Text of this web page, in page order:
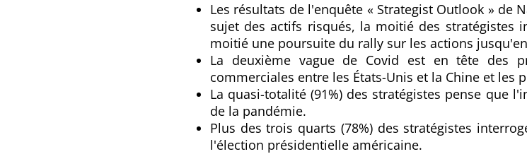
Les résultats de l'enquête « Strategist Outlook » de
sujet des actifs risqués, la moitié des stratégistes
moitié une poursuite du rally sur les actions
La deuxième vague de Covid est en tête des
commerciales entre les États-Unis et la Chine et les
La quasi-totalité (91%) des stratégistes pense que
de la pandémie.
Plus des trois quarts (78%) des stratégistes
l'élection présidentielle américaine.